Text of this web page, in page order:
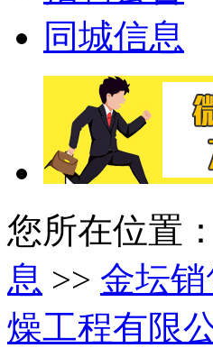
同城信息
您所在位置：
息 >> 金坛
燥工程有限